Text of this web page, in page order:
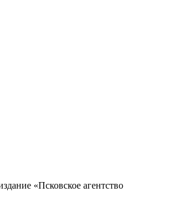
«Псковское агентство